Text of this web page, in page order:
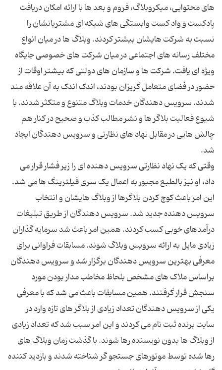
های محتوایی، میکروبلاگ، فروم و بعد ها با ارائه امکان دریافت
پادکست و واد کست وابستگی های شبکه ای مشتریانشان را
نسبت به شرکت هایشان بیشتر کردند. وبلاگ ها در میان انواع
مختلف رسانه های اجتماعی در میان شرکت های خصوصی جایگاه
ویژه ای یافت. شرکت ها و سازمان های دولتی که بیشتر اوقات از
حضور در فضای متعامل گریزان بودند، اندک اندک به آن علاقه مند
شدند. سرویس دهندگان خدمات وبلاگ متنوع و متکثر شدند. با
شیوع فعالیت بلاگر ها و نشر مطالب کذب و صحیح در کنار هم
چالش هایی در مقابل نهاد های نظارتی و سرویس دهندگان ایجاد
وقتی که یک نهاد نظارتی سرویس دهنده ای را زیر فشار قرار می
داد، او نیز بالطبع مجبور به اعمال یک سری فیلترینگ ها می شد.
این امر باعث کوچ کردن بلاگرها از وبلاگ هایشان و انتخاب
سرویس دهنده جدید شد. سرویس دهندگان از طریق تبلیغات
درآمدهای خوبی کسب کردند. همین امر باعث شد سرمایه گذاران
زیادی مایل به ارائه سرویس وبلاگ شوند. مسابقات فراوانی برای
معرفی بهترین سرویس دهندگان برگزار شد و سرویس دهندگان
براساس ملاک های مشخص بلحاظ مخاطب مدار بودن مورد
سنجش قرار گرفتند. همین مسابقات باعث می شد که با معرفی
یکی از سرویس دهندگان تعداد زیادی از بلاگر های تازه وارد در
سایت برنده ثبت نام می کردند و این امر سبب شد که تعداد زیادی
از وبلاگ ها بدون نویسنده رها شوند. با گذشت زمان وبلاگ های
رها شده توسط موتورهای جستجو گر شناخته شدند و بازدید کننده